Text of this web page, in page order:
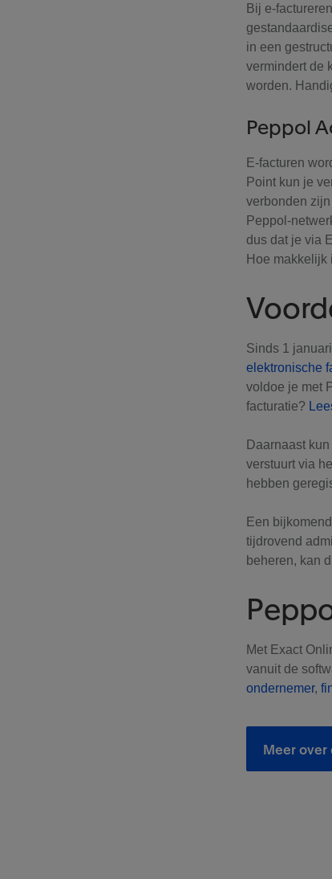
Bij e-
in een
vermindert de
worden.
Peppol
E-facturen
Point kun je
verbonden
Peppol-
dus dat je via
Hoe makkelijk
Sinds 1
elektronische
voldoe je met
facturatie?
Daarnaast
verstuurt via
hebben
Een
tijdrovend
beheren, kan
Met Exact
vanuit de
ondernemer,
Meer